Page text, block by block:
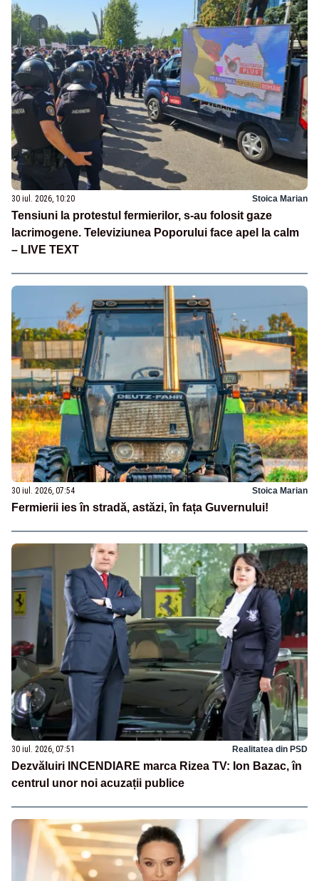
30 iul. 2026, 10:20 Stoica Marian
Tensiuni la protestul fermierilor, s-au folosit gaze
lacrimogene. Televiziunea Poporului face apel la calm
– LIVE TEXT
30 iul. 2026, 07:54 Stoica Marian
Fermierii ies în stradă, astăzi, în fața Guvernului!
30 iul. 2026, 07:51 Realitatea din PSD
Dezvăluiri INCENDIARE marca Rizea TV: Ion Bazac, în
centrul unor noi acuzații publice